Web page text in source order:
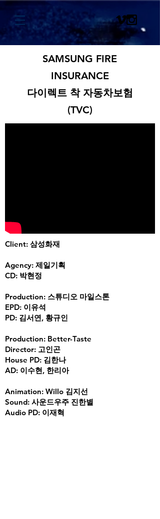
SAMSUNG FIRE
INSURANCE
다이렉트 착 자동차보험
(TVC)
Client: 삼성화재
Agency: 제일기획
CD: 박현정
Production: 스튜디오 마일스톤
EPD: 이유석
PD: 김서연, 황규인
Production: Better-Taste
Director: 고인곤
House PD: 김한나
AD: 이수현, 한리아
Animation: Willo 김지선
Sound: 사운드우주 진한별
Audio PD: 이재혁